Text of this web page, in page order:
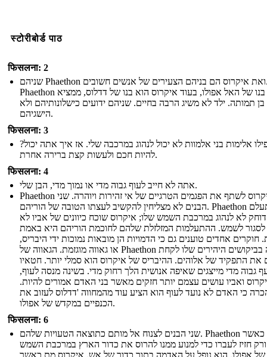
स्टोरीबोर्ड पाठ
फिसलना: 2
שניהם Phaethon ואת איקרוס הם בניהם הצעירים של אנשים חשובים.
Phaethon הוא בנו של האל אפולו, בעוד איקרוס הוא בנו של דדלוס, ממציא
תמותה. ילד לא משיג הרבה בחיים. שניהם ידועים כישלונותיהם ולא
הישגיהם.
फिसलना: 3
אלימות בני אלמוות לא יכול לנהוג במרכבה שלי. אז איך אתה יכול?
להיות חכם ולעשות קצת ברירה אחרת.
फिसलना: 4
אתה לא חייב לעוף גבוה מדי או נמוך מדי, הבן שלי.
Phaethon ואת איקרוס לשתף את הפגמים הטרגיים של אי זהירות ויוהרה. שני
הבנים לא מצליחין להקשיב לעצתו הטובה של הוריהם. Phaethon מתעלם
דוחק לא לנהוג במרכבת השמש שלו; איקרוס שוכח כיוונים של אביו לא
לסגור לשמש. ההתעלמות המזלזלת שלהם לחוכמת הוריהם היא באמת
חוקרים אחדים טוענים גם כי הדמויות הן מובאות נמוכות ידי היבריס,
או גאווה מוגזמת. הגאווה של Phaethon ברורה בביקושים היהירים שלו לקחת
את התפקיד של אלוהים. ההיבריס של איקרוס הוא סמלי יותר. חטאיו
גבוה מדי מייצגים שאיפה אנושית הלך רחוק מדי. בשינה מנסה לעוף,
ואביו עושים עצמם יותר חזקים מאשר בני האדם אמורים להיות.
כי האדם לא נועד לעוף הוא הציע עוד מהמחווה 'דדלוס לעזוב את
הכנפיים במקדש של אפולו.
फिसलना: 6
שני הבנים לצנוח אל מותם כתוצאה הטעויות שלהם. Phaethon מת כאשר
חזיז לעברו כדי למנוע ממנו להרוס את כדור הארץ במרכבת השמש